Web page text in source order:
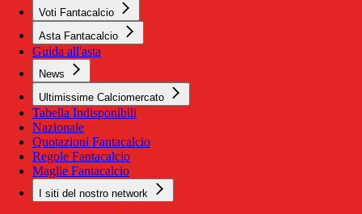
Voti Fantacalcio
Asta Fantacalcio
Guida all'asta
News
Ultimissime Calciomercato
Tabella Indisponibili
Nazionale
Quotazioni Fantacalcio
Regole Fantacalcio
Maglie Fantacalcio
I siti del nostro network